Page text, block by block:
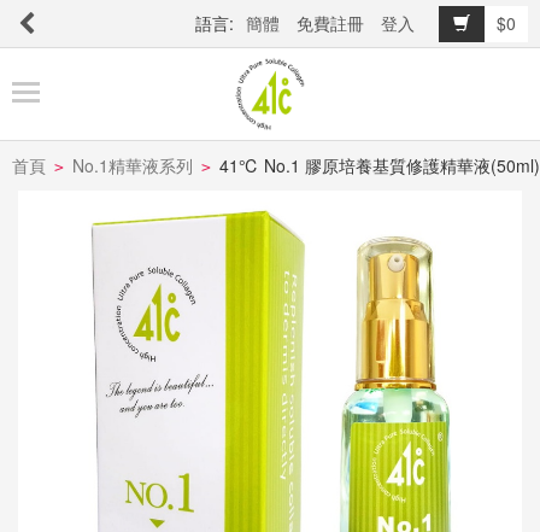
語言: 簡體 免費註冊 登入
$0
品
窗
首頁 > No.1精華液系列 > 41℃ No.1 膠原培養基質修護精華液(50ml)